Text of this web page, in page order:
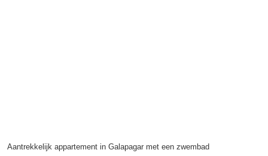
Aantrekkelijk appartement in Galapagar met een zwembad